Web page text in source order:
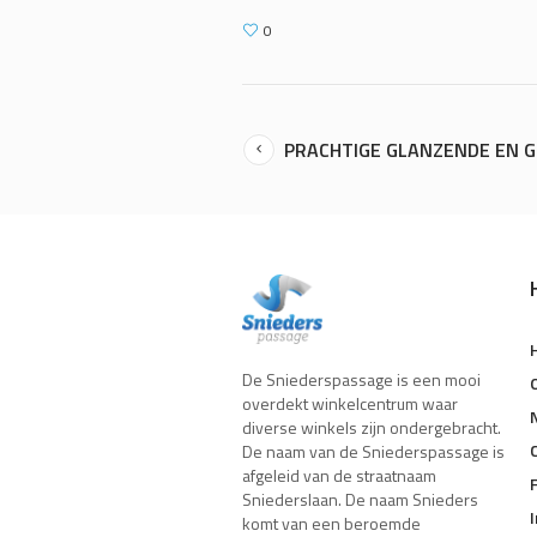
0
PRACHTIGE GLANZENDE EN
De Sniederspassage is een mooi
overdekt winkelcentrum waar
diverse winkels zijn ondergebracht.
De naam van de Sniederspassage is
afgeleid van de straatnaam
Sniederslaan. De naam Snieders
komt van een beroemde